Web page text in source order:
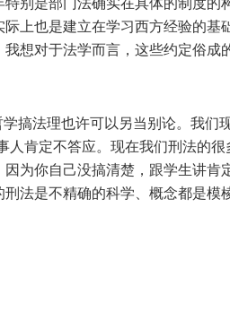
别是部门法确实在具体的制度的
上也是建立在学习西方经验的基
想对于法学而言，这些约定俗成
搞法理也许可以另当别论。我们
肯定不答应。现在我们刑法的
为你自己没搞清楚，跟学生讲肯
法是不精确的科学、概念都是模